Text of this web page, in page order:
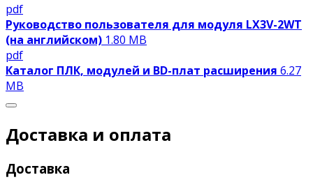
pdf
Руководство пользователя для модуля LX3V-2WT
(на английском) 1.80 MB
pdf
Каталог ПЛК, модулей и BD-плат расширения 6.27
MB
Доставка и оплата
Доставка